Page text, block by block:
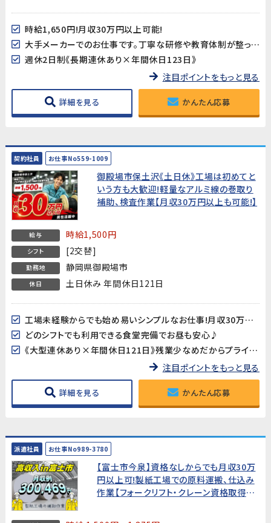
時給1,650円!月収30万円以上可能!
大手メーカーでのお仕事です。丁寧な研修や教育体制が整っていますので、工場未経験からでも安心してスタートできます♪
週休2日制《長期連休あり×年間休日123日》
注目ポイントをもっと見る
詳細を見る かんたん応募
契約社員 お仕事No559-1009
御殿場市保土沢《土日休》工場は初めてと
いう方も大歓迎!軽量なアルミ線の巻取り
補助、検査作業【月収30万円以上も可能!】
給与 時給1,500円
シフト [2交替]
勤務地 静岡県御殿場市
休日 土日休み 年間休日121日
工場未経験からでも始め易いシンプルなお仕事!月収30万円以上も目指せます
どのシフトでも利用できる食堂完備でお昼も安心♪
《大型連休あり×年間休日121日》残業少なめだからプライベートも◎
注目ポイントをもっと見る
詳細を見る かんたん応募
派遣社員 お仕事No989-3780
【富士市今泉】資格なしからでも月収30万
円以上可!製紙工場での原料運搬、仕込み
作業【フォークリフト・クレーン資格取得支